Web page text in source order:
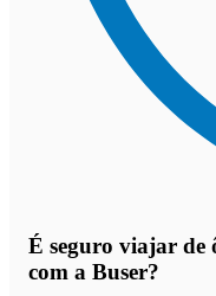
É seguro viajar de
com a Buser?